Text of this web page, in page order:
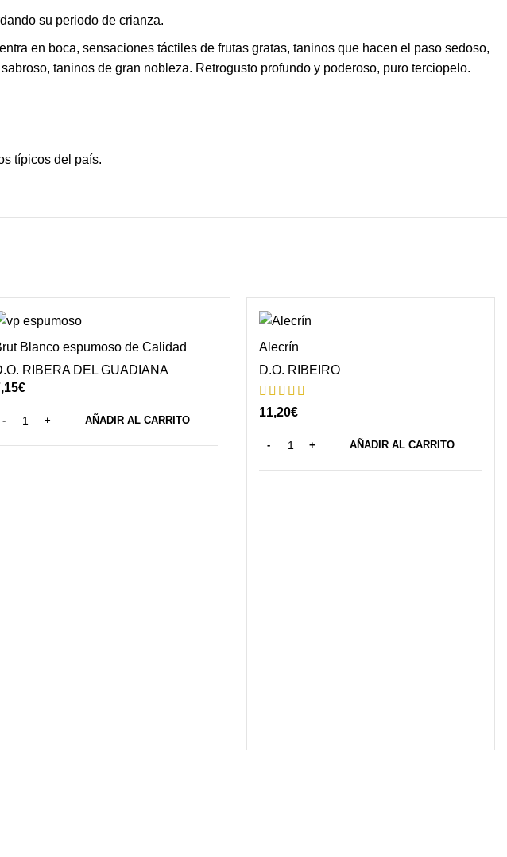
su periodo de crianza.
en boca, sensaciones táctiles de frutas gratas, taninos que hacen el paso sedoso,
taninos de gran nobleza. Retrogusto profundo y poderoso, puro terciopelo.
típicos del país.
Blanco espumoso de Calidad
RIBERA DEL GUADIANA
€
AÑADIR AL CARRITO
Alecrín
D.O. RIBEIRO
11,20€
AÑADIR AL CARRITO